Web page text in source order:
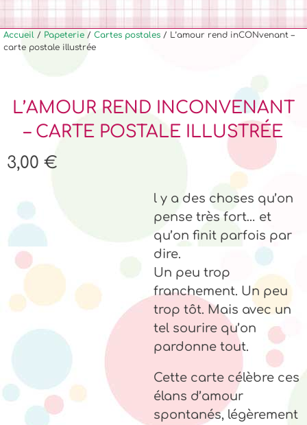
Accueil / Papeterie / Cartes postales / L’amour rend inCONvenant –
carte postale illustrée
L’AMOUR REND INCONVENANT
– CARTE POSTALE ILLUSTRÉE
3,00 €
l y a des choses qu’on
pense très fort… et
qu’on finit parfois par
dire.
Un peu trop
franchement. Un peu
trop tôt. Mais avec un
tel sourire qu’on
pardonne tout.
Cette carte célèbre ces
élans d’amour
spontanés, légèrement